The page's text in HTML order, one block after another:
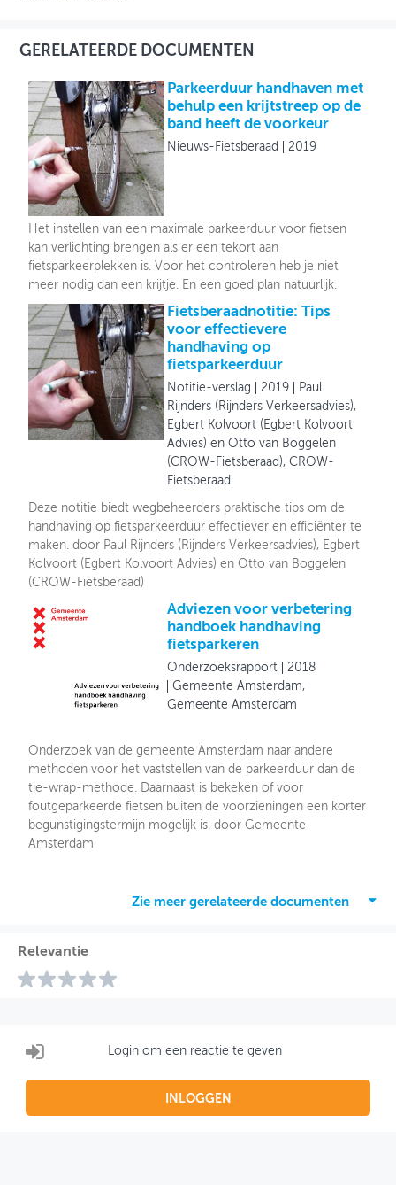
GERELATEERDE DOCUMENTEN
Parkeerduur handhaven met
behulp een krijtstreep op de
band heeft de voorkeur
Nieuws-Fietsberaad 2019
Het instellen van een maximale parkeerduur voor fietsen
kan verlichting brengen als er een tekort aan
fietsparkeerplekken is. Voor het controleren heb je niet
meer nodig dan een krijtje. En een goed plan natuurlijk.
Fietsberaadnotitie: Tips
voor effectievere
handhaving op
fietsparkeerduur
Notitie-verslag 2019
Paul
Rijnders (Rijnders Verkeersadvies),
Egbert Kolvoort (Egbert Kolvoort
Advies) en Otto van Boggelen
(CROW-Fietsberaad), CROW-
Fietsberaad
Deze notitie biedt wegbeheerders praktische tips om de
handhaving op fietsparkeerduur effectiever en efficiënter te
maken. door Paul Rijnders (Rijnders Verkeersadvies), Egbert
Kolvoort (Egbert Kolvoort Advies) en Otto van Boggelen
(CROW-Fietsberaad)
Adviezen voor verbetering
handboek handhaving
fietsparkeren
Onderzoeksrapport
2018
Gemeente Amsterdam,
Gemeente Amsterdam
Onderzoek van de gemeente Amsterdam naar andere
methoden voor het vaststellen van de parkeerduur dan de
tie-wrap-methode. Daarnaast is bekeken of voor
foutgeparkeerde fietsen buiten de voorzieningen een korter
begunstigingstermijn mogelijk is. door Gemeente
Amsterdam
Zie meer gerelateerde documenten
Relevantie
Login om een reactie te geven
INLOGGEN